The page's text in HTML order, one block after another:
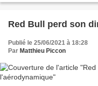
Red Bull perd son
Publié le 25/06/2021 à 18:28
Par Matthieu Piccon